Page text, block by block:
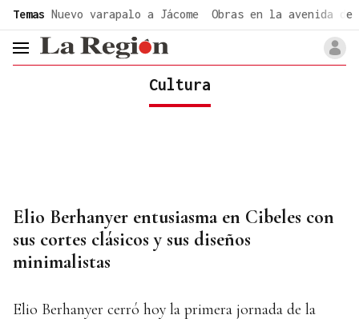
Temas Nuevo varapalo a Jácome Obras en la avenida de
header.menu.open
Cultura
Elio Berhanyer entusiasma en Cibeles con
sus cortes clásicos y sus diseños
minimalistas
Elio Berhanyer cerró hoy la primera jornada de la